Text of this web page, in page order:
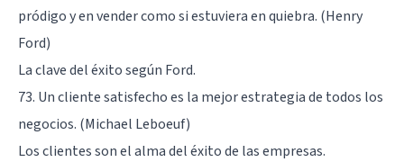
pródigo y en vender como si estuviera en quiebra. (Henry
Ford)
La clave del éxito según Ford.
73. Un cliente satisfecho es la mejor estrategia de todos los
negocios. (Michael Leboeuf)
Los clientes son el alma del éxito de las empresas.